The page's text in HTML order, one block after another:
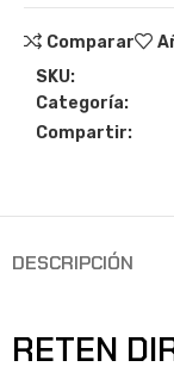
Comparar
SKU:
Categoría:
Compartir:
DESCRIPCIÓN
RETEN